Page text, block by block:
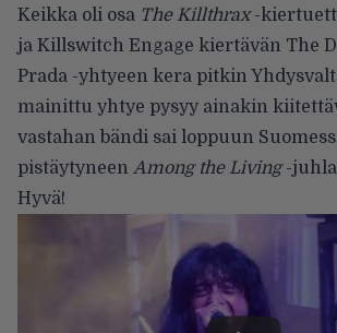
Keikka oli osa The Killthrax-
ja Killswitch Engage kiertävän The
Prada -yhtyeen kera pitkin
mainittu yhtye pysyy ainakin
vastahan bändi sai loppuun
pistäytyneen Among the Living-
Hyvä!